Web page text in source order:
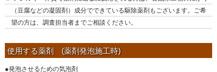
（豆腐などの凝固剤）成分でできている駆除薬剤もございます。ご希
望の方は、調査担当者までご相談ください。
使用する薬剤 (薬剤発泡施工時)
●発泡させるための気泡剤